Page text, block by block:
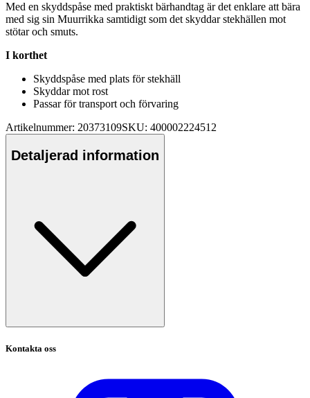
Med en skyddspåse med praktiskt bärhandtag är det enklare att bära
med sig sin Muurrikka samtidigt som det skyddar stekhällen mot
stötar och smuts.
I korthet
Skyddspåse med plats för stekhäll
Skyddar mot rost
Passar för transport och förvaring
Artikelnummer: 20373109SKU: 400002224512
Detaljerad information
Kontakta oss